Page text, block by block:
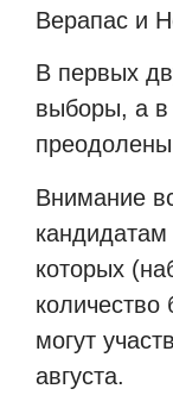
Верапас и
В первых
выборы, а в
Внимание
которых
могут
августа.